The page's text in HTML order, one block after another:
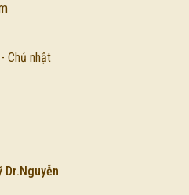
Chủ nhật
Dr.Nguyễn